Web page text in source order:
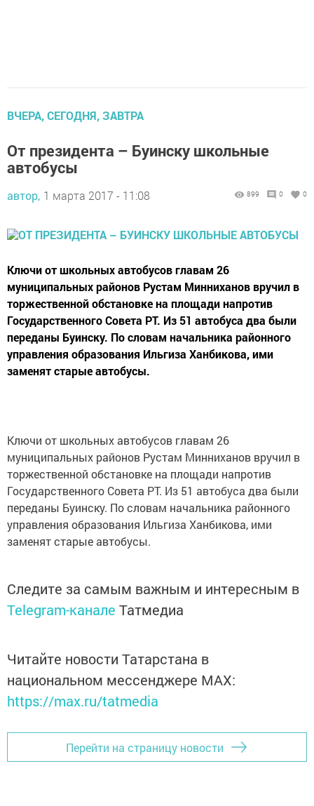
ВЧЕРА, СЕГОДНЯ, ЗАВТРА
От президента – Буинску школьные
автобусы
автор, 1 марта 2017 - 11:08 899 0 0
Ключи от школьных автобусов главам 26
муниципальных районов Рустам Минниханов вручил в
торжественной обстановке на площади напротив
Государственного Совета РТ. Из 51 автобуса два были
переданы Буинску. По словам начальника районного
управления образования Ильгиза Ханбикова, ими
заменят старые автобусы.
Ключи от школьных автобусов главам 26
муниципальных районов Рустам Минниханов вручил в
торжественной обстановке на площади напротив
Государственного Совета РТ. Из 51 автобуса два были
переданы Буинску. По словам начальника районного
управления образования Ильгиза Ханбикова, ими
заменят старые автобусы.
Следите за самым важным и интересным в
Telegram-канале Татмедиа
Читайте новости Татарстана в
национальном мессенджере MАХ:
https://max.ru/tatmedia
Перейти на страницу новости